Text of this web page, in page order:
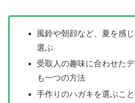
風鈴や朝顔など、夏を感
選ぶ
受取人の趣味に合わせた
も一つの方法
手作りのハガキを選ぶこ